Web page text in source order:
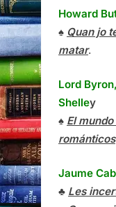
Howard
♠ Quan jo
matar.
Lord
Shelley
♠ El
románticos
Jaume
♣ Les